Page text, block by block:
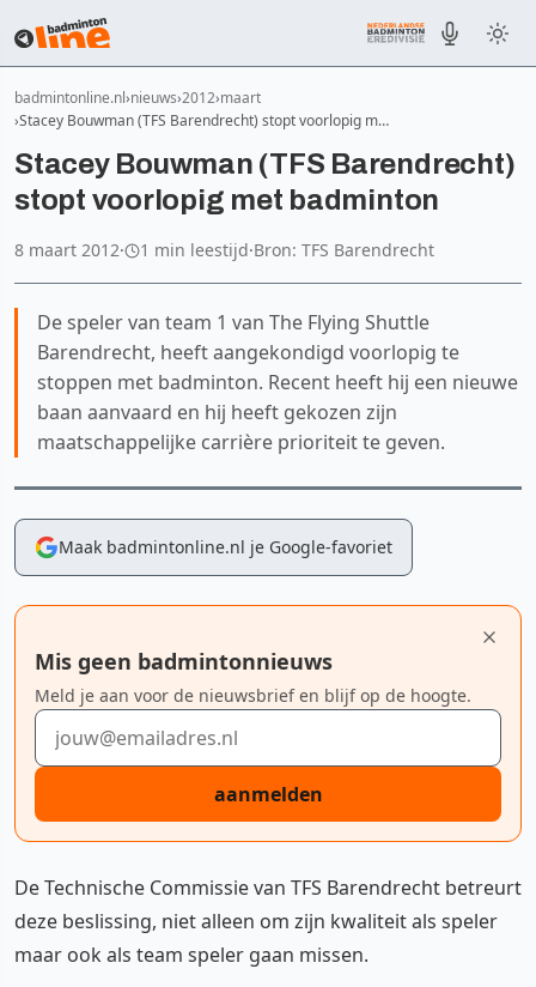
badmintonline.nl nieuws 2012 maart
Stacey Bouwman (TFS Barendrecht) stopt voorlopig m…
Stacey Bouwman (TFS Barendrecht)
stopt voorlopig met badminton
8 maart 2012· 1 min leestijd·Bron: TFS Barendrecht
De speler van team 1 van The Flying Shuttle
Barendrecht, heeft aangekondigd voorlopig te
stoppen met badminton. Recent heeft hij een nieuwe
baan aanvaard en hij heeft gekozen zijn
maatschappelijke carrière prioriteit te geven.
Maak badmintonline.nl je Google-favoriet
Mis geen badmintonnieuws
Meld je aan voor de nieuwsbrief en blijf op de hoogte.
E-mailadres
aanmelden
De Technische Commissie van TFS Barendrecht betreurt
deze beslissing, niet alleen om zijn kwaliteit als speler
maar ook als team speler gaan missen.